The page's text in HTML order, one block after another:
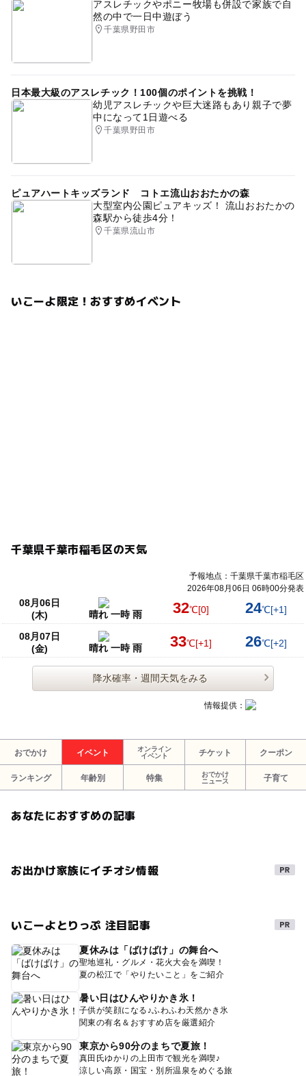
アスレチックやポニー牧場も併設で家族で自
然の中で一日中遊ぼう
千葉県野田市
日本最大級のアスレチック！100個のポイントを挑戦！
幼児アスレチックや巨大迷路もあり親子で夢
中になって1日遊べる
千葉県野田市
ピュアハートキッズランド コトエ流山おおたかの森
大型室内公園ピュアキッズ！ 流山おおたかの
森駅から徒歩4分！
千葉県流山市
いこーよ限定！おすすめイベント
千葉県千葉市稲毛区の天気
予報地点：千葉県千葉市稲毛区
2026年08月06日 06時00分発表
08月06日
(木)
晴れ 一時 雨 32℃[0] 24℃[+1]
08月07日
(金)
晴れ 一時 雨 33℃[+1] 26℃[+2]
降水確率・週間天気をみる
情報提供：
おでかけ イベント
オンライン
イベント
チケット クーポン
ランキング 年齢別 特集
おでかけ
ニュース
子育て
あなたにおすすめの記事
お出かけ家族にイチオシ情報
いこーよとりっぷ 注目記事
夏休みは「ばけばけ」の舞台へ
聖地巡礼・グルメ・花火大会を満喫！
夏の松江で「やりたいこと」をご紹介
暑い日はひんやりかき氷！
子供が笑顔になる♪ふわふわ天然かき氷
関東の有名＆おすすめ店を厳選紹介
東京から90分のまちで夏旅！
真田氏ゆかりの上田市で観光を満喫♪
涼しい高原・国宝・別所温泉をめぐる旅